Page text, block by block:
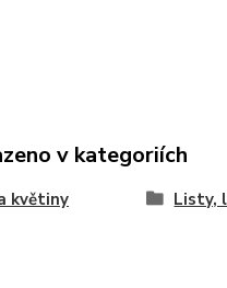
v kategoriích
květiny Listy,